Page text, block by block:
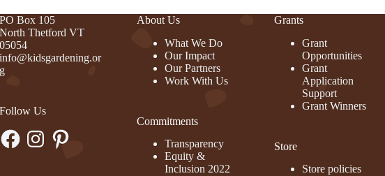
PO Box 105
North Thetford VT
05054
info@kidsgardening.or
g
Follow Us
FacebookInstagramPinterest
About Us
What We Do
Our Impact
Our Partners
Work With Us
Commitments
Transparency
Equity &
Inclusion 2022
Grants
Grant
Opportunities
Grant
Application
Support
Grant Winners
Store
Store policies